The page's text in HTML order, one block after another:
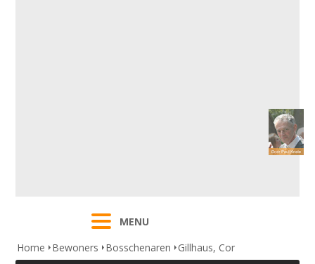
MENU
Home
Bewoners Bosschenaren
Gillhaus, Cor